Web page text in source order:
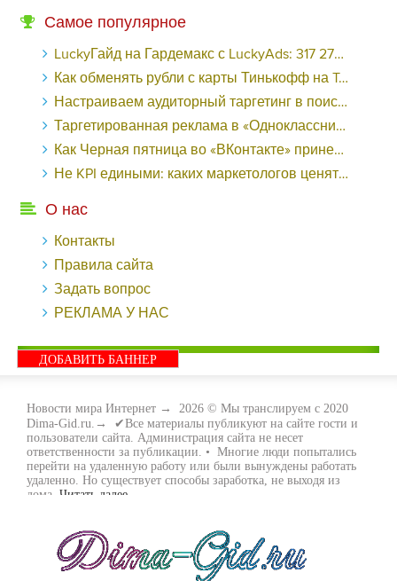
Самое популярное
LuckyГайд на Гардемакс с LuckyAds: 317 279 рублей за 10 дней - «Надо знать»
Как обменять рубли с карты Тинькофф на Tether ERC20 (USDT)?
Настраиваем аудиторный таргетинг в поисковой кампании Google Ads - «Заработок»
Таргетированная реклама в «Одноклассниках»: как ее настроить и нужно ли - «Заработок»
Как Черная пятница во «ВКонтакте» принесла магазину подарков 221 продажу по цене 38 рублей - «Заработок»
Не KPI едиными: каких маркетологов ценят - «Заработок»
О нас
Контакты
Правила сайта
Задать вопрос
РЕКЛАМА У НАС
ДОБАВИТЬ БАННЕР
Новости мира Интернет → 2026 © Мы транслируем с 2020
Dima-Gid.ru.→ ✔Все материалы публикуют на сайте гости и
пользователи сайта. Администрация сайта не несет
ответственности за публикации. • Многие люди попытались
перейти на удаленную работу или были вынуждены работать
удаленно. Но существует способы заработка, не выходя из
дома. Читать далее...
много. Все зависит только от вас, чем вы хотите заняться и, что
вам придётся по душе. Наш сайт собирает для вас всю
полезную информацию и новые виды заработка которые